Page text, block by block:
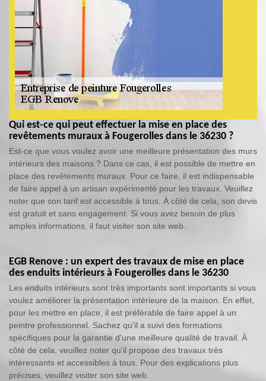
Qui est-ce qui peut effectuer la mise en place des
revêtements muraux à Fougerolles dans le 36230 ?
Est-ce que vous voulez avoir une meilleure présentation des murs
intérieurs des maisons ? Dans ce cas, il est possible de mettre en
place des revêtements muraux. Pour ce faire, il est indispensable
de faire appel à un artisan expérimenté pour les travaux. Veuillez
noter que son tarif est accessible à tous. À côté de cela, son devis
est gratuit et sans engagement. Si vous avez besoin de plus
amples informations, il faut visiter son site web.
EGB Renove : un expert des travaux de mise en place
des enduits intérieurs à Fougerolles dans le 36230
Les enduits intérieurs sont très importants sont importants si vous
voulez améliorer la présentation intérieure de la maison. En effet,
pour les mettre en place, il est préférable de faire appel à un
peintre professionnel. Sachez qu'il a suivi des formations
spécifiques pour la garantie d'une meilleure qualité de travail. À
côté de cela, veuillez noter qu'il propose des travaux très
intéressants et accessibles à tous. Pour des explications plus
précises, veuillez visiter son site web.